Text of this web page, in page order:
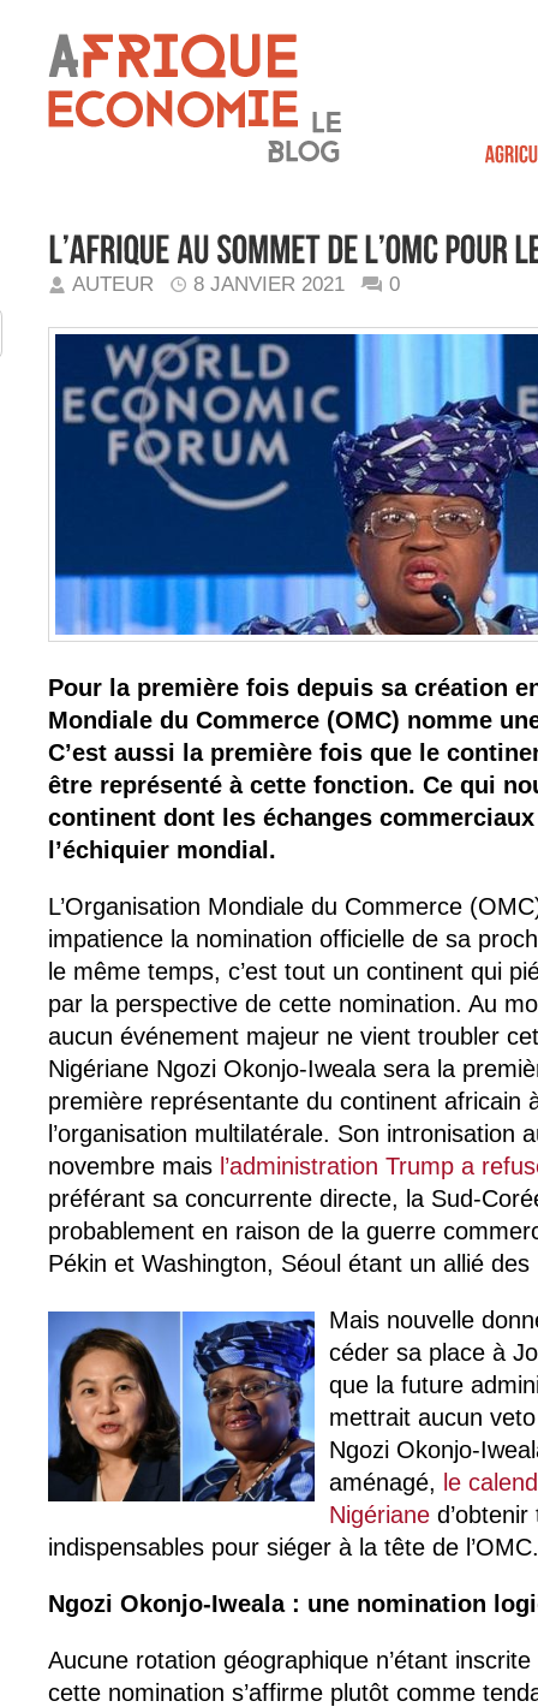
AUTEUR 8 JANVIER 2021 0
Pour la première fois depuis sa création
Mondiale du Commerce (OMC) nomme
C’est aussi la première fois que le
être représenté à cette fonction. Ce qui
continent dont les échanges
l’échiquier mondial.
L’Organisation Mondiale du Commerce
impatience la nomination officielle de sa
le même temps, c’est tout un continent qui
par la perspective de cette nomination. Au
aucun événement majeur ne vient troubler
Nigériane Ngozi Okonjo-Iweala sera la
première représentante du continent africain
l’organisation multilatérale. Son intronisation
novembre mais l’administration Trump a
préférant sa concurrente directe, la Sud-
probablement en raison de la guerre
Pékin et Washington, Séoul étant un allié
Mais nouvelle
céder sa place à
que la future
mettrait aucun
Ngozi Okonjo-
aménagé, le
Nigériane
indispensables pour siéger à la tête de
Ngozi Okonjo-Iweala : une nomination
Aucune rotation géographique n’étant
cette nomination s’affirme plutôt comme